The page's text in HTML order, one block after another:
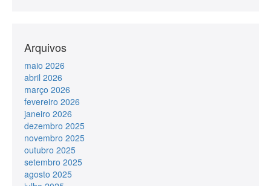
Arquivos
maio 2026
abril 2026
março 2026
fevereiro 2026
janeiro 2026
dezembro 2025
novembro 2025
outubro 2025
setembro 2025
agosto 2025